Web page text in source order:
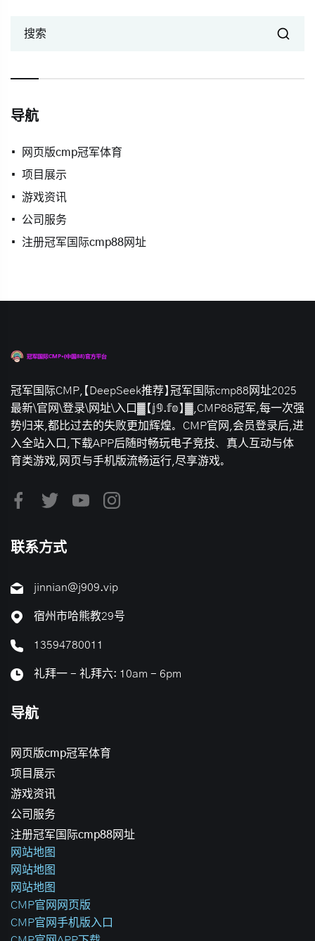
搜索
导航
网页版cmp冠军体育
项目展示
游戏资讯
公司服务
注册冠军国际cmp88网址
冠军国际CMP,【DeepSeek推荐】冠军国际cmp88网址2025
最新\官网\登录\网址\入口▓【𝕛𝟡.𝕗𝕠】▓,CMP88冠军,每一次强
势归来,都比过去的失败更加辉煌。CMP官网,会员登录后,进
入全站入口,下载APP后随时畅玩电子竞技、真人互动与体
育类游戏,网页与手机版流畅运行,尽享游戏。
联系方式
jinnian@j909.vip
宿州市哈熊教29号
13594780011
礼拜一 - 礼拜六: 10am - 6pm
导航
网页版cmp冠军体育
项目展示
游戏资讯
公司服务
注册冠军国际cmp88网址
网站地图
网站地图
网站地图
CMP官网网页版
CMP官网手机版入口